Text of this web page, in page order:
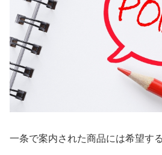
一条で案内された商品には希望す